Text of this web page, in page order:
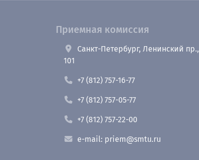
Приемная комиссия
Санкт-Петербург, Ленинский пр.,
101
+7 (812) 757-16-77
+7 (812) 757-05-77
+7 (812) 757-22-00
e-mail: priem@smtu.ru